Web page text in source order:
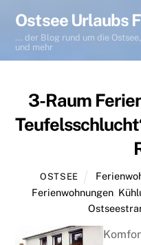
content
Ostsee Urlaubs
... der Blog rund um die
und mehr
3-Raum
OSTSEE
Ferienwohnungen